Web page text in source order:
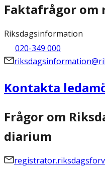
Faktafrågor om
Riksdagsinformation
020-349 000
Kontakta
Frågor om
diarium